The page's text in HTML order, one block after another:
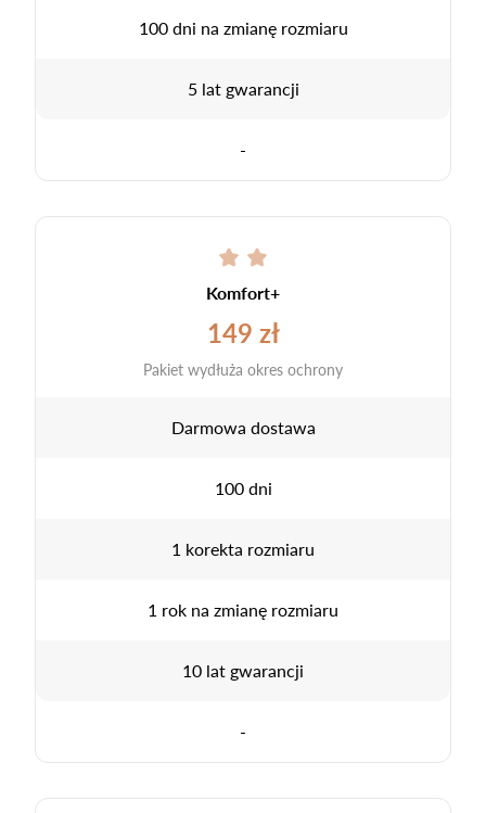
100 dni na zmianę rozmiaru
5 lat gwarancji
-
Komfort+
149 zł
Pakiet wydłuża okres ochrony
Darmowa dostawa
100 dni
1 korekta rozmiaru
1 rok na zmianę rozmiaru
10 lat gwarancji
-